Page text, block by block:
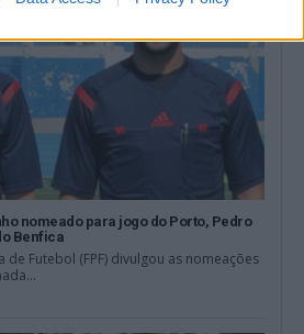
nomeado para jogo do Porto, Pedro
Benfica
de Futebol (FPF) divulgou as nomeações